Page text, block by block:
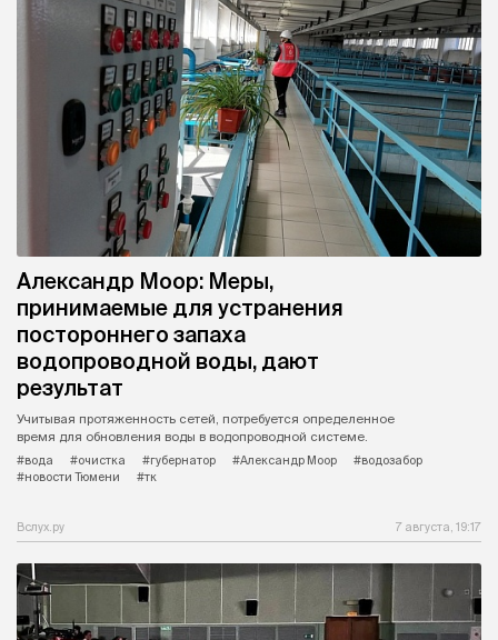
Александр Моор: Меры,
принимаемые для устранения
постороннего запаха
водопроводной воды, дают
результат
Учитывая протяженность сетей, потребуется определенное
время для обновления воды в водопроводной системе.
#вода
#очистка #губернатор #Александр Моор
#водозабор
#новости Тюмени
#тк
Вслух.ру 7 августа, 19:17